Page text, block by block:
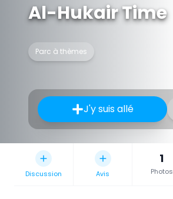
Al-Hukair Time
Parc à thèmes
J'y suis allé
Discussion Avis
1
Photos